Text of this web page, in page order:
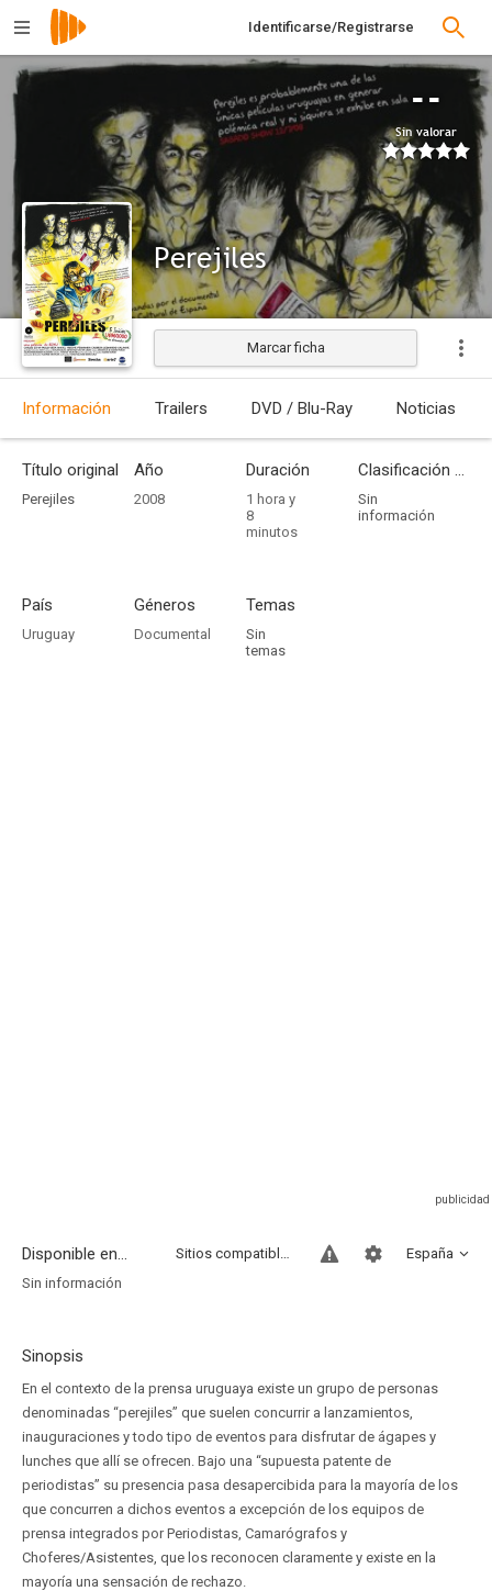
Identificarse/Registrarse
--
Sin valorar
Perejiles
Estrenada
Marcar ficha
Información Trailers DVD / Blu-Ray Noticias
Título original
Perejiles
Año
2008
Duración
1 hora y
8
minutos
Clasificación por edades
Sin
información
País
Uruguay
Géneros
Documental
Temas
Sin
temas
Disponible en... España
Sitios compatibles
Sin información
Sinopsis
En el contexto de la prensa uruguaya existe un grupo de personas
denominadas “perejiles” que suelen concurrir a lanzamientos,
inauguraciones y todo tipo de eventos para disfrutar de ágapes y
lunches que allí se ofrecen. Bajo una “supuesta patente de
periodistas” su presencia pasa desapercibida para la mayoría de los
que concurren a dichos eventos a excepción de los equipos de
prensa integrados por Periodistas, Camarógrafos y
Choferes/Asistentes, que los reconocen claramente y existe en la
mayoría una sensación de rechazo.